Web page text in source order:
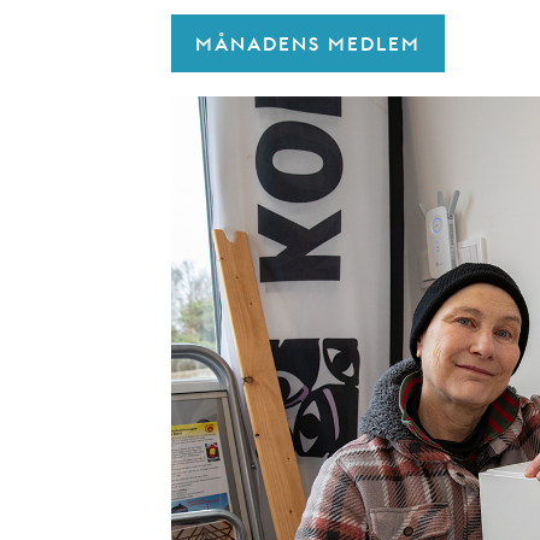
MÅNADENS MEDLEM